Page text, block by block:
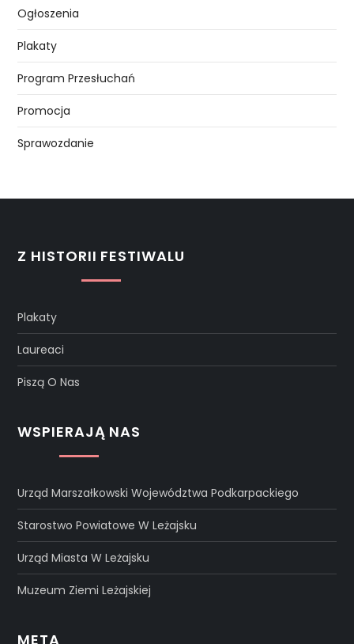
Ogłoszenia
Plakaty
Program Przesłuchań
Promocja
Sprawozdanie
Z HISTORII FESTIWALU
Plakaty
Laureaci
Piszą O Nas
WSPIERAJĄ NAS
Urząd Marszałkowski Województwa Podkarpackiego
Starostwo Powiatowe W Leżajsku
Urząd Miasta W Leżajsku
Muzeum Ziemi Leżajskiej
META